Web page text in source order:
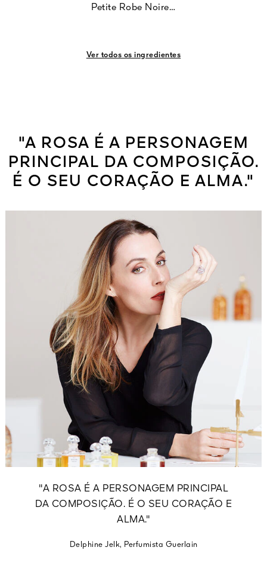
Petite Robe Noire…
Ver todos os ingredientes
"A ROSA É A PERSONAGEM
PRINCIPAL DA COMPOSIÇÃO.
É O SEU CORAÇÃO E ALMA."
"A ROSA É A PERSONAGEM PRINCIPAL
DA COMPOSIÇÃO. É O SEU CORAÇÃO E
ALMA."
Delphine Jelk, Perfumista Guerlain